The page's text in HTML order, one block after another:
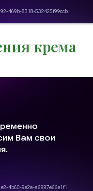
крема